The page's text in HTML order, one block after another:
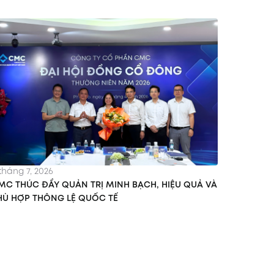
7, 2026
THÚC ĐẨY QUẢN TRỊ MINH BẠCH, HIỆU QUẢ VÀ
HỢP THÔNG LỆ QUỐC TẾ